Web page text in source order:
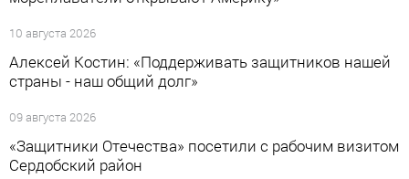
10 августа 2026
Алексей Костин: «Поддерживать защитников нашей
страны - наш общий долг»
09 августа 2026
«Защитники Отечества» посетили с рабочим визитом
Сердобский район